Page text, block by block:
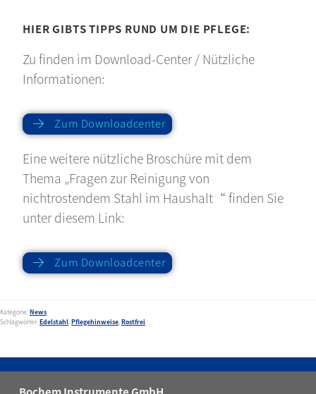
HIER GIBTS TIPPS RUND UM DIE PFLEGE:
Zu finden im Download-Center / Nützliche
Informationen:
Zum Downloadcenter
Eine weitere nützliche Broschüre mit dem
Thema „Fragen zur Reinigung von
nichtrostendem Stahl im Haushalt“ finden Sie
unter diesem Link:
Zum Downloadcenter
Kategorie:News
Schlagwörter:Edelstahl,Pflegehinweise,Rostfrei